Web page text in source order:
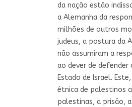
da nação estão
a Alemanha da
milhões de outros
judeus, a postura da
não assumiram a
ao dever de defender
Estado de Israel.
étnica de palestinos
palestinas, a prisão,